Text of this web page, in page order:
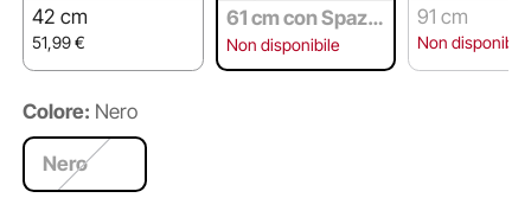
42 cm
51,99€
61 cm con Spazz
ola
Non disponibile
91 cm
Non disponibile
Colore: Nero
Nero